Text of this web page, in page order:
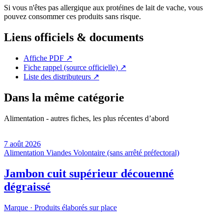
Si vous n'êtes pas allergique aux protéines de lait de vache, vous
pouvez consommer ces produits sans risque.
Liens officiels & documents
Affiche PDF ↗
Fiche rappel (source officielle) ↗
Liste des distributeurs ↗
Dans la même catégorie
Alimentation - autres fiches, les plus récentes d’abord
7 août 2026
Alimentation Viandes Volontaire (sans arrêté préfectoral)
Jambon cuit supérieur découenné
dégraissé
Marque · Produits élaborés sur place